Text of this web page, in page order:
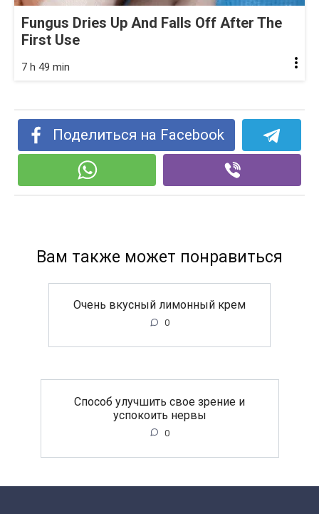
Fungus Dries Up And Falls Off After The
First Use
7 h 49 min
Поделиться на Facebook
Вам также может понравиться
Очень вкусный лимонный крем
0
Способ улучшить свое зрение и
успокоить нервы
0